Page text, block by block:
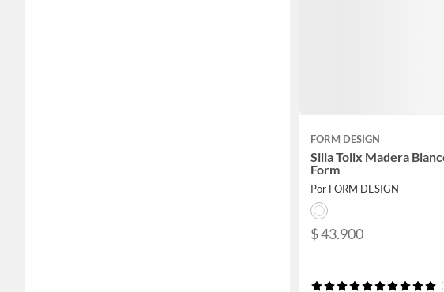
FORM DESIGN
Silla Tolix Madera
Form
Por FORM DESIGN
$ 43.900